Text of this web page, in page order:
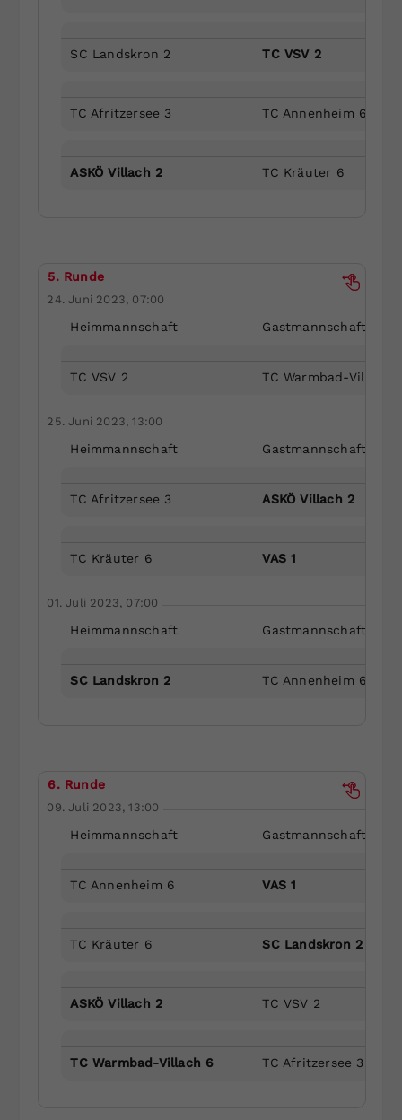
SC Landskron 2 TC VSV 2
TC Afritzersee 3 TC Annenheim 6
ASKÖ Villach 2 TC Kräuter 6
5. Runde
24. Juni 2023, 07:00
Heimmannschaft Gastmannschaft
TC VSV 2 TC Warmbad-Villach
25. Juni 2023, 13:00
Heimmannschaft Gastmannschaft
TC Afritzersee 3 ASKÖ Villach 2
TC Kräuter 6 VAS 1
01. Juli 2023, 07:00
Heimmannschaft Gastmannschaft
SC Landskron 2 TC Annenheim 6
6. Runde
09. Juli 2023, 13:00
Heimmannschaft Gastmannschaft
TC Annenheim 6 VAS 1
TC Kräuter 6 SC Landskron 2
ASKÖ Villach 2 TC VSV 2
TC Warmbad-Villach 6 TC Afritzersee 3